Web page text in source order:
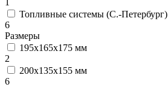
Топливные системы (С.-Петербург)
6
Размеры
195x165x175 мм
2
200x135x155 мм
6